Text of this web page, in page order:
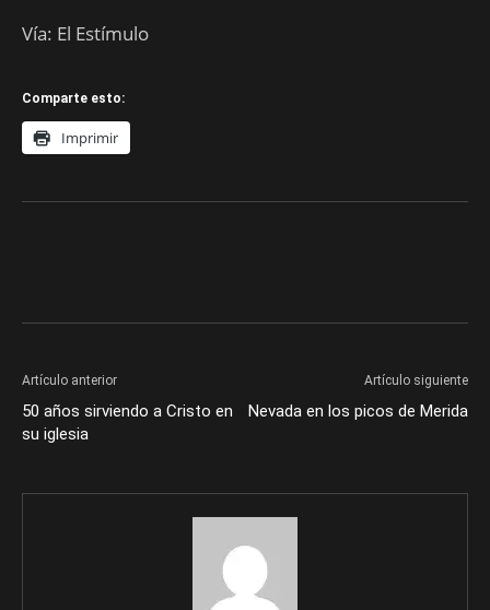
Vía: El Estímulo
Comparte esto:
Imprimir
Artículo anterior
50 años sirviendo a Cristo en
su iglesia
Artículo siguiente
Nevada en los picos de Merida